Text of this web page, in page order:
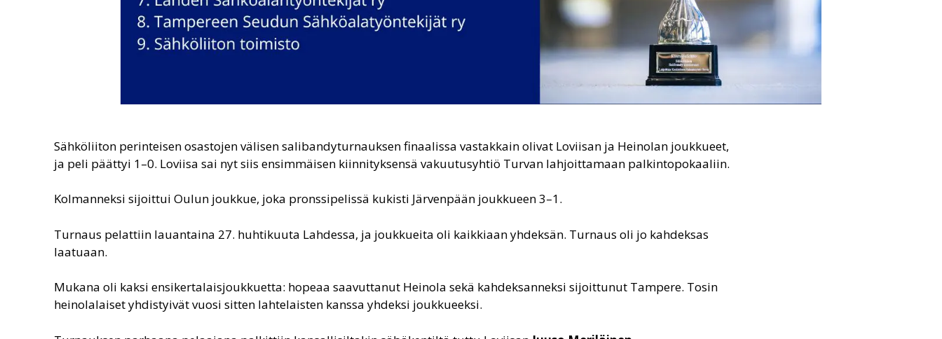
Sähköliiton perinteisen osastojen välisen salibandyturnauksen finaalissa vastakkain olivat Loviisan ja Heinolan joukkueet,
ja peli päättyi 1–0. Loviisa sai nyt siis ensimmäisen kiinnityksensä vakuutusyhtiö Turvan lahjoittamaan palkintopokaaliin.
Kolmanneksi sijoittui Oulun joukkue, joka pronssipelissä kukisti Järvenpään joukkueen 3–1.
Turnaus pelattiin lauantaina 27. huhtikuuta Lahdessa, ja joukkueita oli kaikkiaan yhdeksän. Turnaus oli jo kahdeksas
laatuaan.
Mukana oli kaksi ensikertalaisjoukkuetta: hopeaa saavuttanut Heinola sekä kahdeksanneksi sijoittunut Tampere. Tosin
heinolalaiset yhdistyivät vuosi sitten lahtelaisten kanssa yhdeksi joukkueeksi.